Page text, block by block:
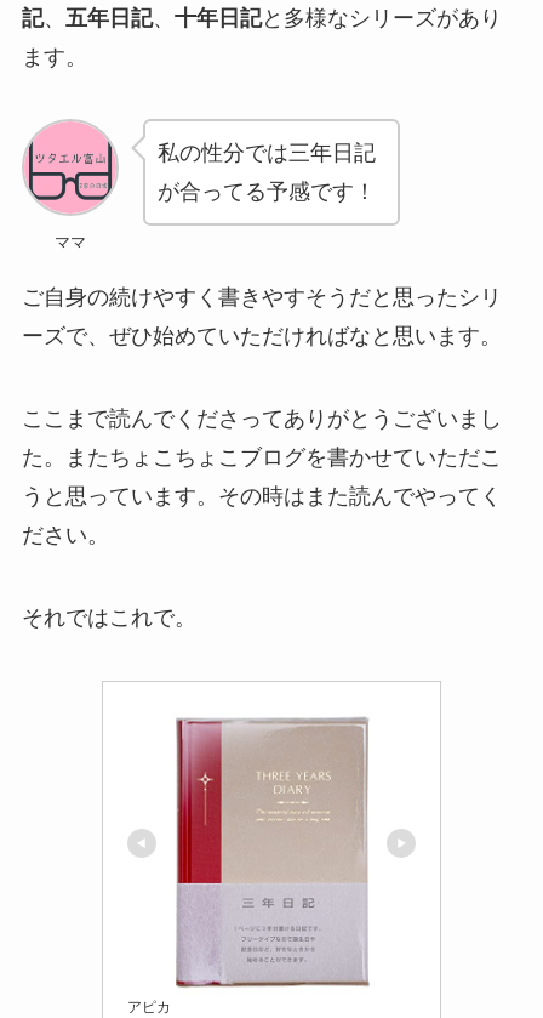
記、 五年日記、 十年日記と多様なシリーズがあり
ます。
ママ
私の性分では三年日記
が合ってる予感です！
ご自身の続けやすく書きやすそうだと思ったシリ
ーズで、ぜひ始めていただければなと思います。
ここまで読んでくださってありがとうございまし
た。またちょこちょこブログを書かせていただこ
うと思っています。その時はまた読んでやってく
ださい。
それではこれで。
アピカ